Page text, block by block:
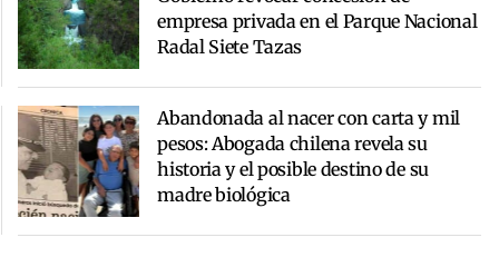
empresa privada en el Parque Nacional
Radal Siete Tazas
Abandonada al nacer con carta y mil
pesos: Abogada chilena revela su
historia y el posible destino de su
madre biológica